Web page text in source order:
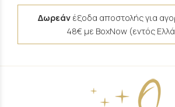
Δωρεάν έξοδα αποστολής για
48€ με BoxNow (εντός